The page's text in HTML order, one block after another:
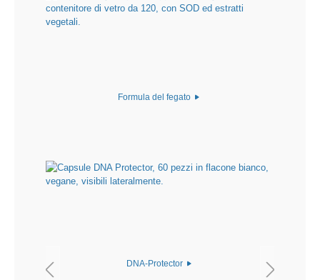
Formula del fegato
DNA-Protector